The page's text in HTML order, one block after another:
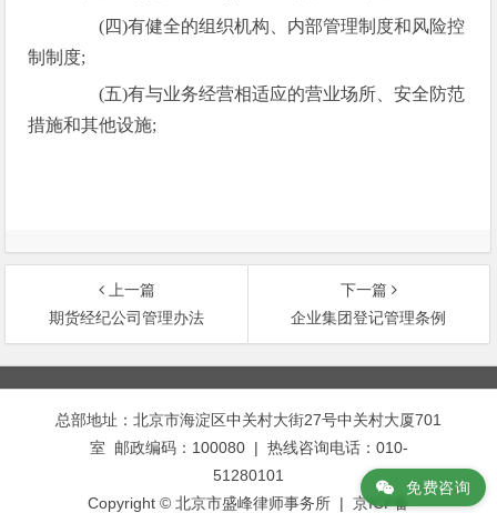
(四)有健全的组织机构、内部管理制度和风险控
制制度;
(五)有与业务经营相适应的营业场所、安全防范
措施和其他设施;
上一篇
期货经纪公司管理办法
下一篇
企业集团登记管理条例
文
章
总部地址：北京市海淀区中关村大街27号中关村大厦701
室 邮政编码：100080 | 热线咨询电话：010-
51280101
Copyright © 北京市盛峰律师事务所 | 京ICP备
免费咨询